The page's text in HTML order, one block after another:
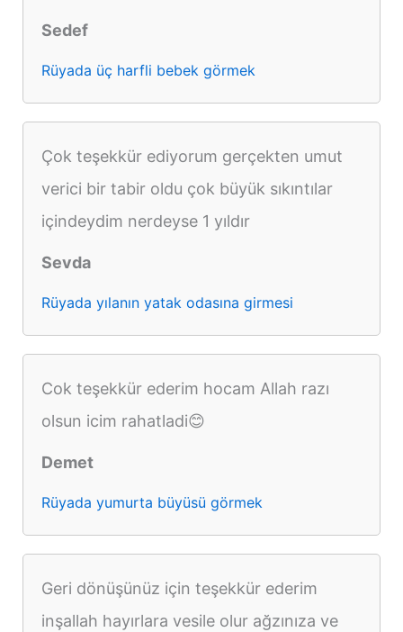
Sedef
Rüyada üç harfli bebek görmek
Çok teşekkür ediyorum gerçekten umut
verici bir tabir oldu çok büyük sıkıntılar
içindeydim nerdeyse 1 yıldır
Sevda
Rüyada yılanın yatak odasına girmesi
Cok teşekkür ederim hocam Allah razı
olsun icim rahatladi😊
Demet
Rüyada yumurta büyüsü görmek
Geri dönüşünüz için teşekkür ederim
inşallah hayırlara vesile olur ağzınıza ve